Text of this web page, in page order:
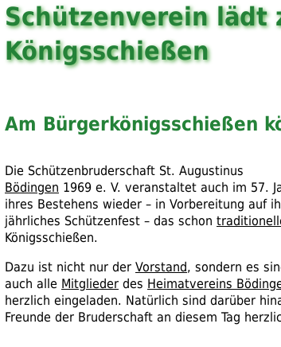
Schützenverein lädt
Königsschießen
Am Bürgerkönigsschießen
Die Schützenbruderschaft St. Augustinus
Bödingen 1969 e. V. veranstaltet auch im 57.
ihres Bestehens wieder – in Vorbereitung auf
jährliches Schützenfest – das schon
Königsschießen.
Dazu ist nicht nur der Vorstand, sondern es
auch alle Mitglieder des Heimatvereins
herzlich eingeladen. Natürlich sind darüber
Freunde der Bruderschaft an diesem Tag